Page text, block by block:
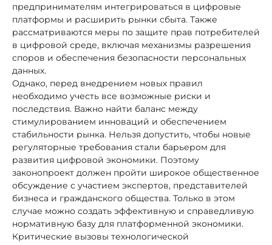
предпринимателям интегрироваться в цифровые
платформы и расширить рынки сбыта. Также
рассматриваются меры по защите прав потребителей
в цифровой среде, включая механизмы разрешения
споров и обеспечения безопасности персональных
данных.
Однако, перед внедрением новых правил
необходимо учесть все возможные риски и
последствия. Важно найти баланс между
стимулированием инноваций и обеспечением
стабильности рынка. Нельзя допустить, чтобы новые
регуляторные требования стали барьером для
развития цифровой экономики. Поэтому
законопроект должен пройти широкое общественное
обсуждение с участием экспертов, представителей
бизнеса и гражданского общества. Только в этом
случае можно создать эффективную и справедливую
нормативную базу для платформенной экономики.
Критические вызовы технологической